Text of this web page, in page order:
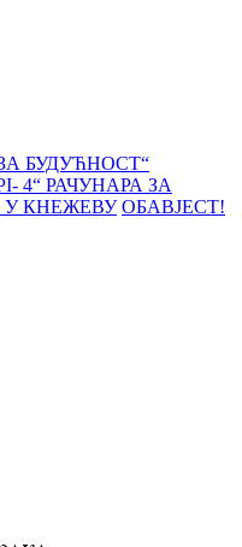
БУДУЋНОСТ“
4“ РАЧУНАРА ЗА
КНЕЖЕВУ ОБАВЈЕСТ!